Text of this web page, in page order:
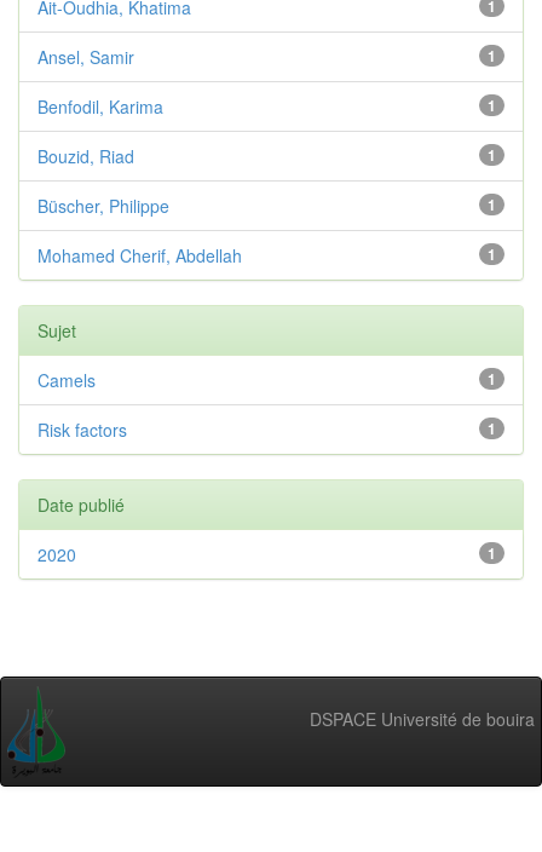
1
Ait-Oudhia, Khatima
1
Ansel, Samir
1
Benfodil, Karima
1
Bouzid, Riad
1
Büscher, Philippe
1
Mohamed Cherif, Abdellah
Sujet
1
Camels
1
Risk factors
Date publié
1
2020
DSPACE Université de bouira